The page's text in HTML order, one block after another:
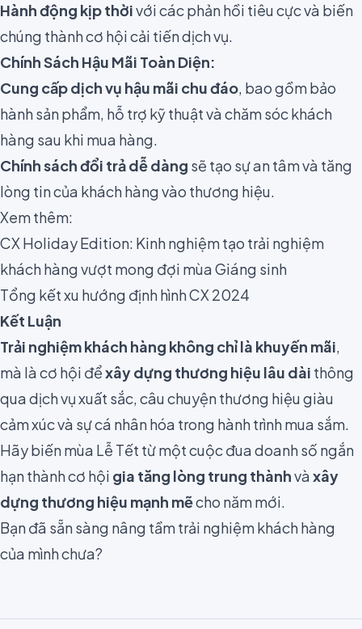
Hành động kịp thờivới các phản hồi tiêu cực và biến
chúng thành cơ hội cải tiến dịch vụ.
Chính Sách Hậu Mãi Toàn Diện:
Cung cấp dịch vụ hậu mãi chu đáo, bao gồm bảo
hành sản phẩm, hỗ trợ kỹ thuật và chăm sóc khách
hàng sau khi mua hàng.
Chính sách đổi trả dễ dàng sẽ tạo sự an tâm và tăng
lòng tin của khách hàng vào thương hiệu.
Xem thêm:
CX Holiday Edition: Kinh nghiệm tạo trải nghiệm
khách hàng vượt mong đợi mùa Giáng sinh
Tổng kết xu hướng định hình CX 2024
Kết Luận
Trải nghiệm khách hàng không chỉ là khuyến mãi,
mà là cơ hội đểxây dựng thương hiệu lâu dài thông
qua dịch vụ xuất sắc, câu chuyện thương hiệu giàu
cảm xúc và sự cá nhân hóa trong hành trình mua sắm.
Hãy biến mùa Lễ Tết từ một cuộc đua doanh số ngắn
hạn thành cơ hội gia tăng lòng trung thànhvàxây
dựng thương hiệu mạnh mẽcho năm mới.
Bạn đã sẵn sàng nâng tầm trải nghiệm khách hàng
của mình chưa?